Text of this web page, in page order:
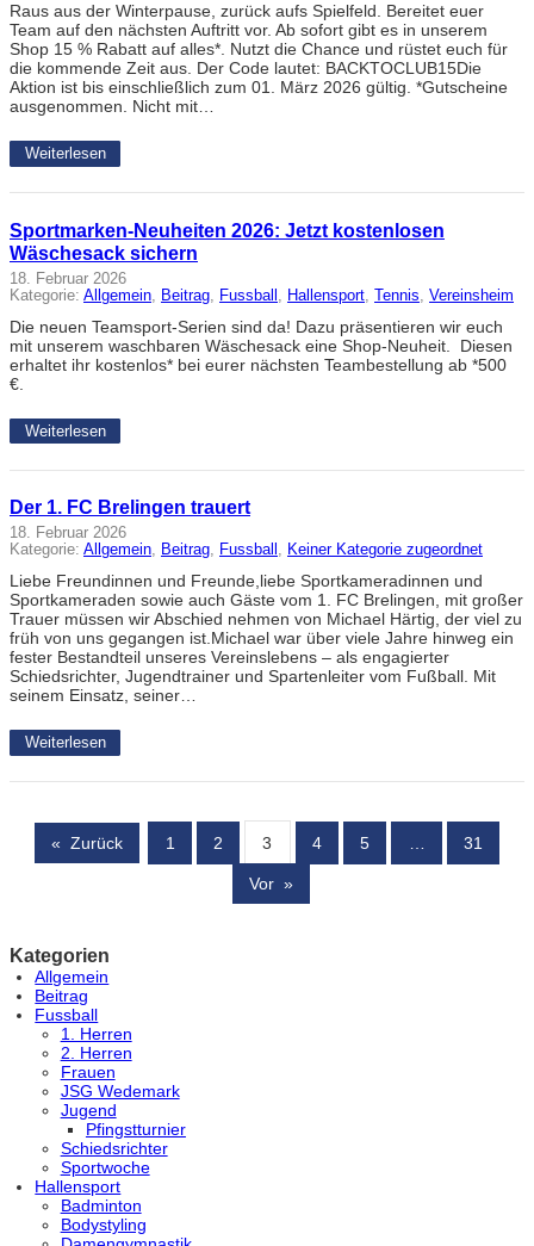
Raus aus der Winterpause, zurück aufs Spielfeld. Bereitet euer
Team auf den nächsten Auftritt vor. Ab sofort gibt es in unserem
Shop 15 % Rabatt auf alles*. Nutzt die Chance und rüstet euch für
die kommende Zeit aus. Der Code lautet: BACKTOCLUB15Die
Aktion ist bis einschließlich zum 01. März 2026 gültig. *Gutscheine
ausgenommen. Nicht mit…
Weiterlesen
Sportmarken-Neuheiten 2026: Jetzt kostenlosen
Wäschesack sichern
18. Februar 2026
Kategorie: Allgemein, Beitrag, Fussball , Hallensport, Tennis, Vereinsheim
Die neuen Teamsport-Serien sind da! Dazu präsentieren wir euch
mit unserem waschbaren Wäschesack eine Shop-Neuheit. Diesen
erhaltet ihr kostenlos* bei eurer nächsten Teambestellung ab *500
€.
Weiterlesen
Der 1. FC Brelingen trauert
18. Februar 2026
Kategorie: Allgemein, Beitrag, Fussball , Keiner Kategorie zugeordnet
Liebe Freundinnen und Freunde,liebe Sportkameradinnen und
Sportkameraden sowie auch Gäste vom 1. FC Brelingen, mit großer
Trauer müssen wir Abschied nehmen von Michael Härtig, der viel zu
früh von uns gegangen ist.Michael war über viele Jahre hinweg ein
fester Bestandteil unseres Vereinslebens – als engagierter
Schiedsrichter, Jugendtrainer und Spartenleiter vom Fußball. Mit
seinem Einsatz, seiner…
Weiterlesen
« Zurück 1 2 3 4 5 … 31
Vor »
Kategorien
Allgemein
Beitrag
Fussball
1. Herren
2. Herren
Frauen
JSG Wedemark
Jugend
Pfingstturnier
Schiedsrichter
Sportwoche
Hallensport
Badminton
Bodystyling